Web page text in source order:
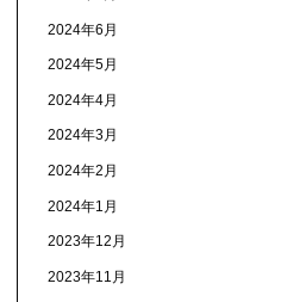
2024年6月
2024年5月
2024年4月
2024年3月
2024年2月
2024年1月
2023年12月
2023年11月